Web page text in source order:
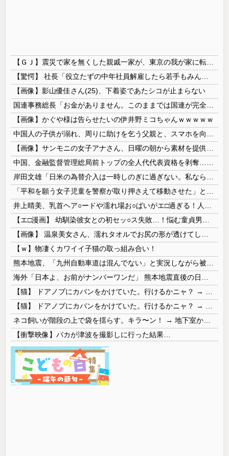
【画像】影山優佳さん(25)、下着姿であたシコが止まらない
【画像】かぐや様は告らせたいの伊井野ミコちゃんｗｗｗｗｗ
【ｗ】物凄くカワイイ子猫の取っ組み合い！
【衝撃映像】バカが津波を撮影しに行った結果…